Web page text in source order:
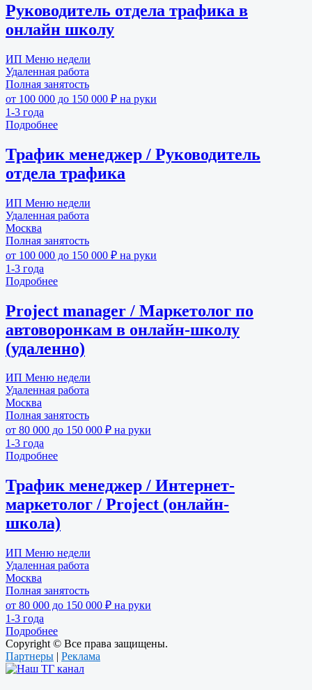
Руководитель отдела трафика в
онлайн школу
ИП Меню недели
Удаленная работа
Полная занятость
от 100 000 до 150 000 ₽ на руки
1-3 года
Подробнее
Трафик менеджер / Руководитель
отдела трафика
ИП Меню недели
Удаленная работа
Москва
Полная занятость
от 100 000 до 150 000 ₽ на руки
1-3 года
Подробнее
Project manager / Маркетолог по
автоворонкам в онлайн-школу
(удаленно)
ИП Меню недели
Удаленная работа
Москва
Полная занятость
от 80 000 до 150 000 ₽ на руки
1-3 года
Подробнее
Трафик менеджер / Интернет-
маркетолог / Project (онлайн-
школа)
ИП Меню недели
Удаленная работа
Москва
Полная занятость
от 80 000 до 150 000 ₽ на руки
1-3 года
Подробнее
Copyright © Все права защищены.
Партнеры | Реклама